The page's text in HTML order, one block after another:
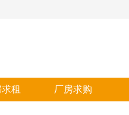
租 厂房求购